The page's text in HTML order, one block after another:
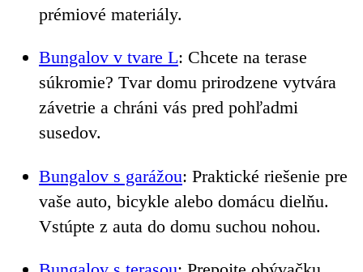
prémiové materiály.
Bungalov v tvare L: Chcete na terase
súkromie? Tvar domu prirodzene vytvára
závetrie a chráni vás pred pohľadmi
susedov.
Bungalov s garážou: Praktické riešenie pre
vaše auto, bicykle alebo domácu dielňu.
Vstúpte z auta do domu suchou nohou.